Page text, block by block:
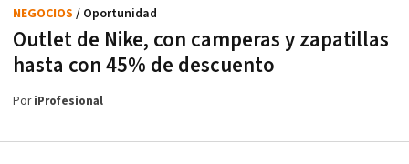
Outlet de Nike, con camperas y zapatillas
hasta con 45% de descuento
NEGOCIOS / Oportunidad
PoriProfesional